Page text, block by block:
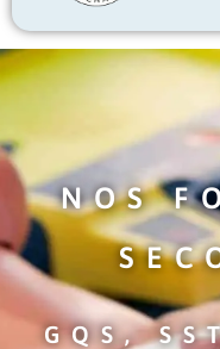
NOS
GQS,